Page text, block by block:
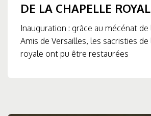
DE LA CHAPELLE
Inauguration : grâce au mécénat
Amis de Versailles, les sacristies de
royale ont pu être restaurées